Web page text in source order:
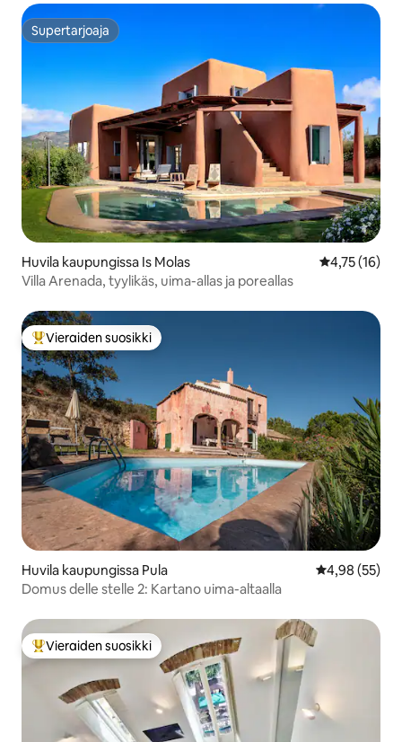
Supertarjoaja
Supertarjoaja
Huvila kaupungissa Is Molas
4,75 (16)
Villa Arenada, tyylikäs, uima-allas ja poreallas
Vieraiden suosikkien parhaimmistoa
Vieraiden suosikki
Huvila kaupungissa Pula
4,98 (55)
Domus delle stelle 2: Kartano uima-altaalla
Vieraiden suosikkien parhaimmistoa
Vieraiden suosikki